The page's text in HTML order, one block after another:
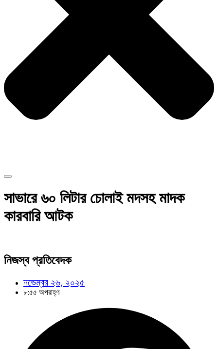
সাভারে ৬০ লিটার চোলাই মদসহ মাদক
কারবারি আটক
নিজস্ব প্রতিবেদক
নভেম্বর ২৬, ২০২৫
৮:৫৫ অপরাহ্ণ